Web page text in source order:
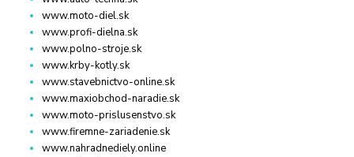
www.moto-diel.sk
www.profi-dielna.sk
www.polno-stroje.sk
www.krby-kotly.sk
www.stavebnictvo-online.sk
www.maxiobchod-naradie.sk
www.moto-prislusenstvo.sk
www.firemne-zariadenie.sk
www.nahradnediely.online